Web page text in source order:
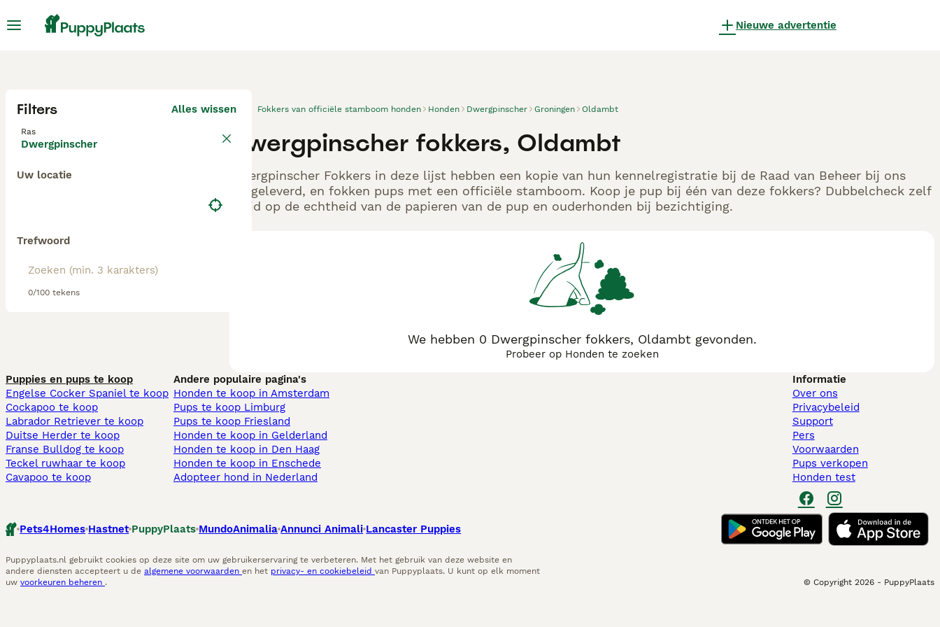
Nieuwe advertentie
Filters Alles wissen
Ras
Dwergpinscher
Uw locatie
Trefwoord
0/100 tekens
Fokkers van officiële stamboom honden Honden Dwergpinscher Groningen Oldambt
Dwergpinscher fokkers, Oldambt
Dwergpinscher Fokkers in deze lijst hebben een kopie van hun kennelregistratie bij de Raad van Beheer bij ons
aangeleverd, en fokken pups met een officiële stamboom. Koop je pup bij één van deze fokkers? Dubbelcheck zelf
altijd op de echtheid van de papieren van de pup en ouderhonden bij bezichtiging.
We hebben 0 Dwergpinscher fokkers, Oldambt gevonden.
Probeer op Honden te zoeken
Puppies en pups te koop
Engelse Cocker Spaniel te koop
Cockapoo te koop
Labrador Retriever te koop
Duitse Herder te koop
Franse Bulldog te koop
Teckel ruwhaar te koop
Cavapoo te koop
Andere populaire pagina's
Honden te koop in Amsterdam
Pups te koop Limburg​
Pups te koop Friesland​
Honden te koop in Gelderland
Honden te koop in Den Haag
Honden te koop in Enschede
Adopteer hond in Nederland
Informatie
Over ons
Privacybeleid
Support
Pers
Voorwaarden
Pups verkopen
Honden test
Pets4Homes Hastnet PuppyPlaats MundoAnimalia Annunci Animali Lancaster Puppies
Puppyplaats.nl gebruikt cookies op deze site om uw gebruikerservaring te verbeteren. Met het gebruik van deze website en
andere diensten accepteert u de algemene voorwaarden en het privacy- en cookiebeleid van Puppyplaats. U kunt op elk moment
uw voorkeuren beheren . © Copyright 2026 - PuppyPlaats